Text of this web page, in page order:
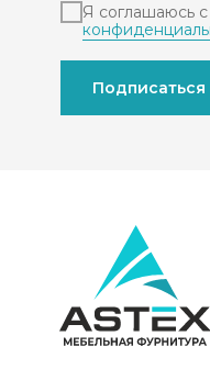
Я соглашаюсь с
Подписаться